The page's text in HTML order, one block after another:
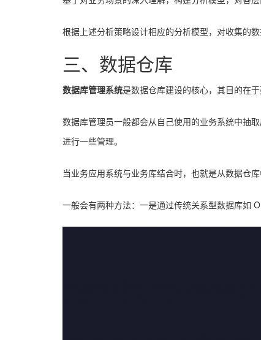
根据上述分析策略设计相应的分析模型，对收集的
三、数据仓库
数据库管理系统是数据仓库建设的核心，其目的在
数据库管理员一般都会从自己使用的业务系统中抽
进行一些管理。
当业务应用系统与业务库结合时，也就是从数据仓库
一般会有两种方法：一是通过传统关系型数据库如